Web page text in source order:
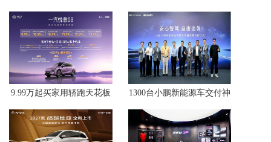
9.99万起买家用轿跑天花板
1300台小鹏新能源车交付神
暑期自驾场景